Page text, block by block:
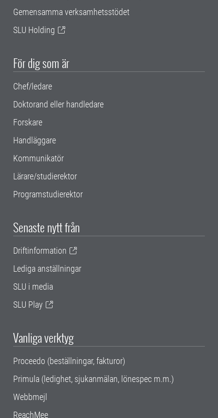
Gemensamma verksamhetsstödet
SLU Holding
För dig som är
Chef/ledare
Doktorand eller handledare
Forskare
Handläggare
Kommunikatör
Lärare/studierektor
Programstudierektor
Senaste nytt från
Driftinformation
Lediga anställningar
SLU i media
SLU Play
Vanliga verktyg
Proceedo (beställningar, fakturor)
Primula (ledighet, sjukanmälan, lönespec m.m.)
Webbmejl
ReachMee